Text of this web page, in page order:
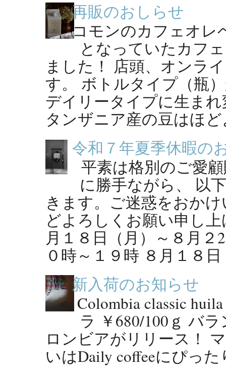
再販のおしらせ
コモンのカフェオレ
となっていたカフ
ました！ 店頭、オンラ
す。 ボトルタイプ（瓶
デイリータイプに生ま
タンザニア産の豆はほ
令和７年夏季休暇の
平素は格別のご愛
に勝手ながら、 以
きます。ご迷惑をおか
どよろしくお願い申し
月１８日（月）～８月
０時～１９時 ８月１８
新入荷のお知らせ
Colombia classic
ラ ￥680/100ｇ バ
ロンビアがリリース！
いはDaily coffeeにぴった